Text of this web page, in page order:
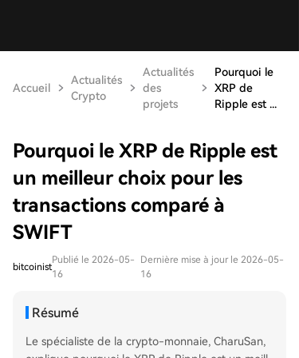
Accueil
Actualités
Crypto
Actualités
des
projets
Pourquoi le
XRP de
Ripple est ...
Pourquoi le XRP de Ripple est
un meilleur choix pour les
transactions comparé à
SWIFT
bitcoinist
Publié le 2026-05-
16
Dernière mise à jour le 2026-05-
16
Résumé
Le spécialiste de la crypto-monnaie, CharuSan,